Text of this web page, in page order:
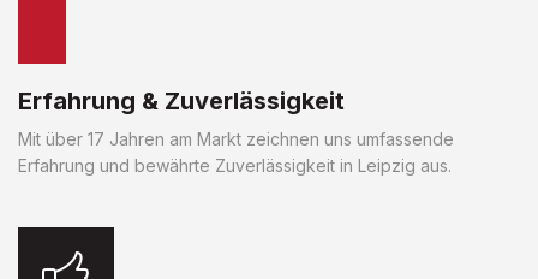
Erfahrung & Zuverlässigkeit
Mit über 17 Jahren am Markt zeichnen uns umfassende
Erfahrung und bewährte Zuverlässigkeit in Leipzig aus.